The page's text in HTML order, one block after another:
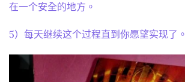
在一个安全的地方。
5）每天继续这个过程直到你愿望实现了。